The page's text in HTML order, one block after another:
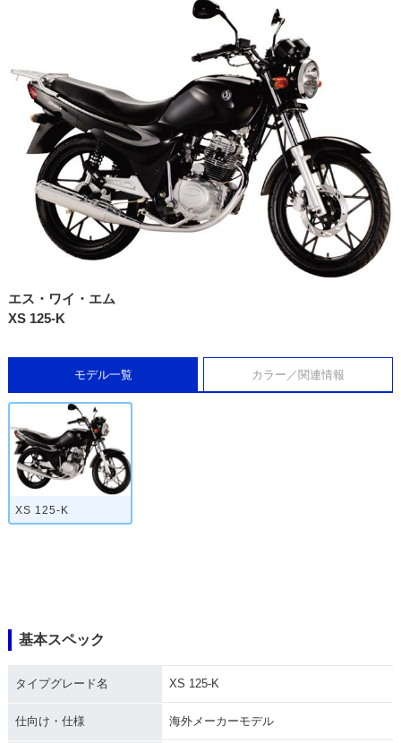
エス・ワイ・エム
XS 125-K
モデル一覧 カラー／関連情報
XS 125-K
基本スペック
タイプグレード名 XS 125-K
仕向け・仕様 海外メーカーモデル